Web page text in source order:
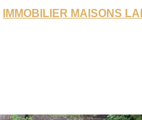
IMMOBILIER MAISONS